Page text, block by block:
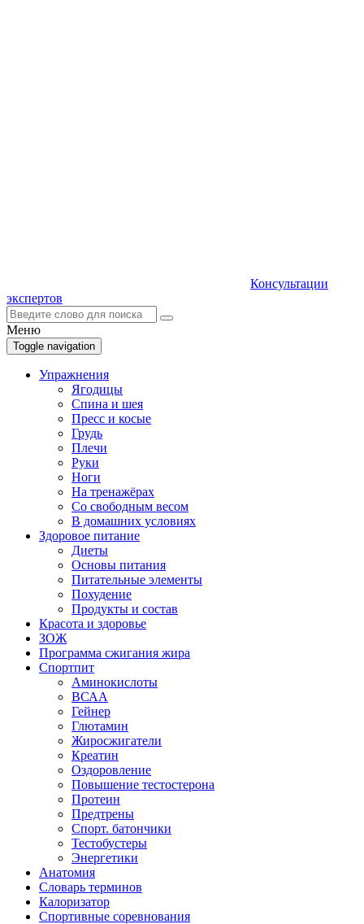
Консультации
экспертов
Меню
Toggle navigation
Упражнения
Ягодицы
Спина и шея
Пресс и косые
Грудь
Плечи
Руки
Ноги
На тренажёрах
Со свободным весом
В домашних условиях
Здоровое питание
Диеты
Основы питания
Питательные элементы
Похудение
Продукты и состав
Красота и здоровье
ЗОЖ
Программа сжигания жира
Спортпит
Аминокислоты
ВСАА
Гейнер
Глютамин
Жиросжигатели
Креатин
Оздоровление
Повышение тестостерона
Протеин
Предтрены
Спорт. батончики
Тестобустеры
Энергетики
Анатомия
Словарь терминов
Калоризатор
Спортивные соревнования